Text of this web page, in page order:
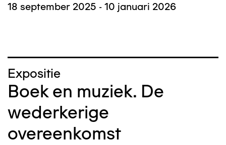
18 september 2025 - 10 januari 2026
Expositie
Boek en muziek. De
wederkerige
overeenkomst